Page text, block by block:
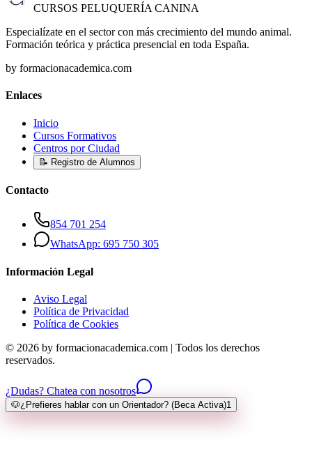
CURSOS PELUQUERÍA CANINA
Especialízate en el sector con más crecimiento del mundo animal.
Formación teórica y práctica presencial en toda España.
by formacionacademica.com
Enlaces
Inicio
Cursos Formativos
Centros por Ciudad
📝 Registro de Alumnos
Contacto
854 701 254
WhatsApp: 695 750 305
Información Legal
Aviso Legal
Política de Privacidad
Política de Cookies
© 2026 by formacionacademica.com | Todos los derechos
reservados.
¿Dudas? Chatea con nosotros
🐶¿Prefieres hablar con un Orientador? (Beca Activa)1